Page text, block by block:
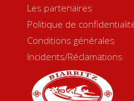
Les partenaires
Politique de
Conditions générales
Incidents/Réclamations